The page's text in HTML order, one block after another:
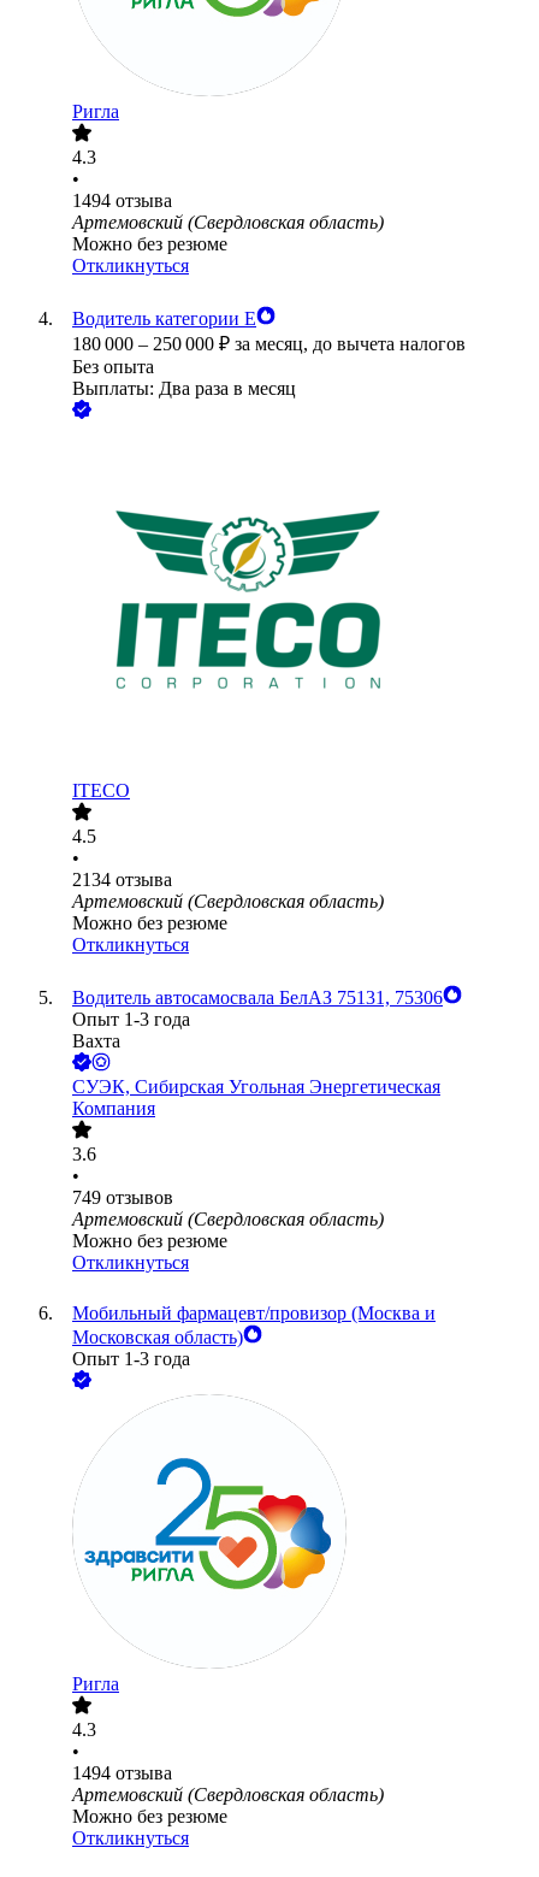
Ригла
4.3
•
1494 отзыва
Артемовский (Свердловская область)
Можно без резюме
Откликнуться
Водитель категории Е
180 000 – 250 000 ₽ за месяц, до вычета налогов
Без опыта
Выплаты: Два раза в месяц
ITECO
4.5
•
2134 отзыва
Артемовский (Свердловская область)
Можно без резюме
Откликнуться
Водитель автосамосвала БелАЗ 75131, 75306
Опыт 1-3 года
Вахта
СУЭК, Сибирская Угольная Энергетическая
Компания
3.6
•
749 отзывов
Артемовский (Свердловская область)
Можно без резюме
Откликнуться
Мобильный фармацевт/провизор (Москва и
Московская область)
Опыт 1-3 года
Ригла
4.3
•
1494 отзыва
Артемовский (Свердловская область)
Можно без резюме
Откликнуться